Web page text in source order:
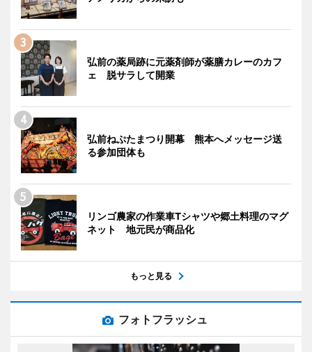
弘前の薬局跡に元薬剤師が薬膳カレーのカフ
ェ 脱サラして開業
弘前ねぷたまつり開幕 熊本へメッセージ送
る参加団体も
リンゴ農家の作業車Tシャツや郷土料理のマグ
ネット 地元民が商品化
もっと見る
フォトフラッシュ